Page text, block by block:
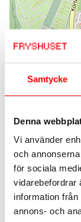
Samtycke
Denna
Vi använder
och
för sociala
vidarebefordrar
information
annons- och